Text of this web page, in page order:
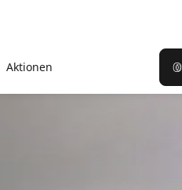
Aktionen